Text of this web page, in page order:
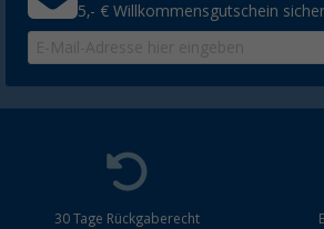
5,- € Willkommensgutschein
30 Tage Rückgaberecht